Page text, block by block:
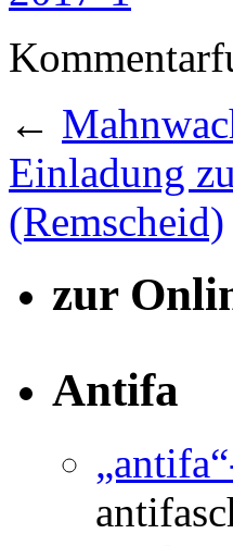
←
Einladung
zur
Antifa